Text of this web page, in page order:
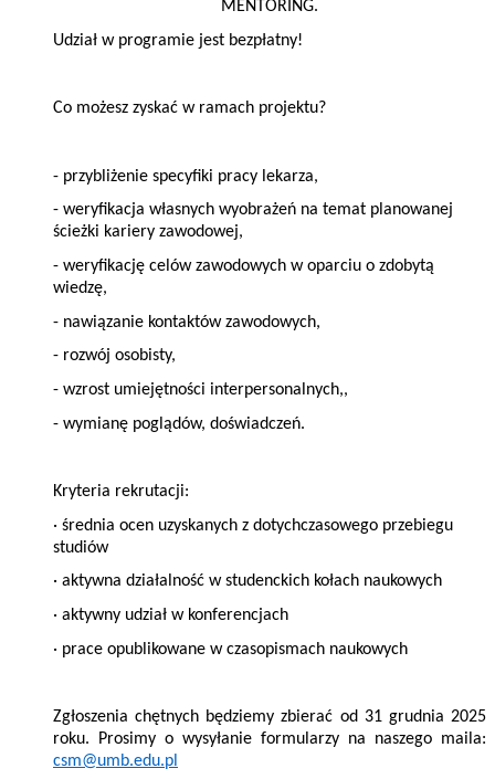
MENTORING.
Udział w programie jest bezpłatny!
Co możesz zyskać w ramach projektu?
- przybliżenie specyfiki pracy lekarza,
- weryfikacja własnych wyobrażeń na temat planowanej
ścieżki kariery zawodowej,
- weryfikację celów zawodowych w oparciu o zdobytą
wiedzę,
- nawiązanie kontaktów zawodowych,
- rozwój osobisty,
- wzrost umiejętności interpersonalnych,,
- wymianę poglądów, doświadczeń.
Kryteria rekrutacji:
· średnia ocen uzyskanych z dotychczasowego przebiegu
studiów
· aktywna działalność w studenckich kołach naukowych
· aktywny udział w konferencjach
· prace opublikowane w czasopismach naukowych
Zgłoszenia chętnych będziemy zbierać od 31 grudnia 2025
roku. Prosimy o wysyłanie formularzy na naszego maila:
csm@umb.edu.pl